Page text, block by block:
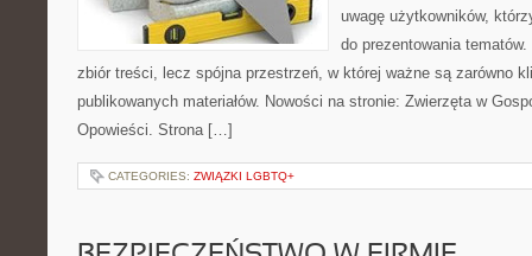
uwagę użytkowników,
do prezentowania
zbiór treści, lecz spójna przestrzeń, w której ważne są zarówno
publikowanych materiałów. Nowości na stronie: Zwierzęta w
Opowieści. Strona […]
CATEGORIES: ZWIĄZKI LGBTQ+